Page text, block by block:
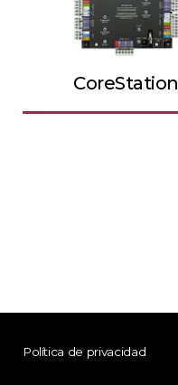
CoreStation
Política de privacidad